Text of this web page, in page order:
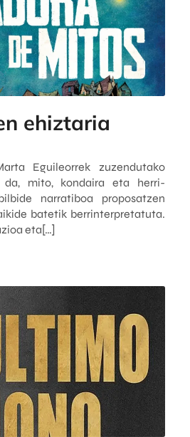
ehiztaria
Eguileorrek zuzendutako
da, mito, kondaira eta herri-
narratiboa proposatzen
batetik berrinterpretatuta.
eta[…]